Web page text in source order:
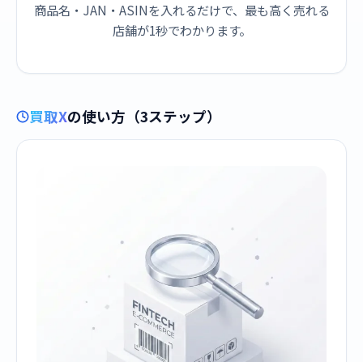
商品名・JAN・ASINを入れるだけで、最も高く売れる
店舗が1秒でわかります。
買取Xの使い方（3ステップ）